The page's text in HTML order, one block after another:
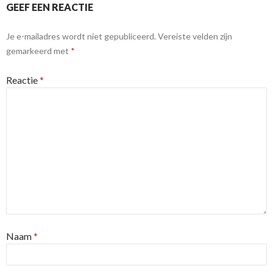
GEEF EEN REACTIE
Je e-mailadres wordt niet gepubliceerd. Vereiste velden zijn
gemarkeerd met *
Reactie*
Naam*